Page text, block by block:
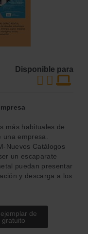
Disponible para
más habituales de
empresa.
Nuevos Catálogos
un escaparate
puedan presentar
y descarga a los
de
gratuito